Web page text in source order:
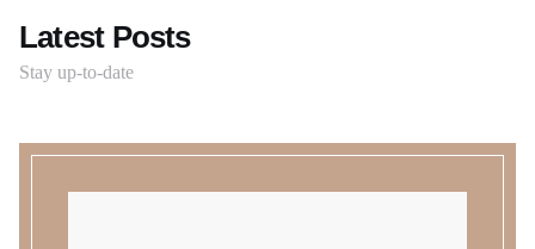
Latest Posts
Stay up-to-date